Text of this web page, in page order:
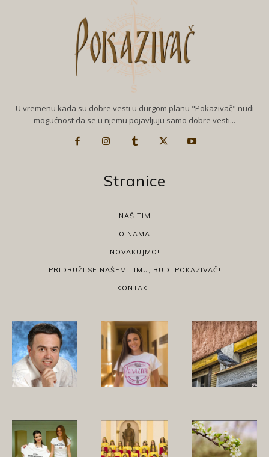
U vremenu kada su dobre vesti u durgom planu "Pokazivač" nudi
mogućnost da se u njemu pojavljuju samo dobre vesti...
Stranice
NAŠ TIM
O NAMA
NOVAKUJMO!
PRIDRUŽI SE NAŠEM TIMU, BUDI POKAZIVAČ!
KONTAKT